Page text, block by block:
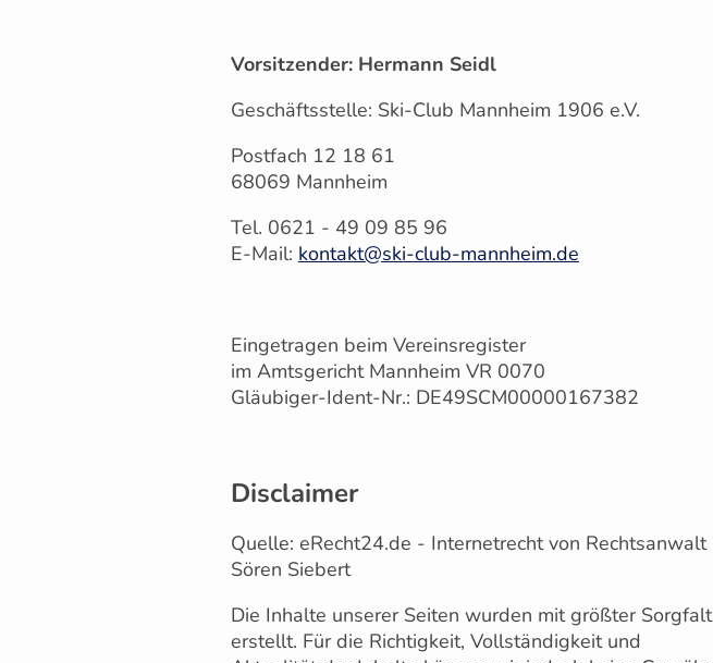
Vorsitzender: Hermann Seidl
Geschäftsstelle: Ski-Club Mannheim 1906 e.V.
Postfach 12 18 61
68069 Mannheim
Tel. 0621 - 49 09 85 96
E-Mail: kontakt@ski-club-mannheim.de
Eingetragen beim Vereinsregister
im Amtsgericht Mannheim VR 0070
Gläubiger-Ident-Nr.: DE49SCM00000167382
Disclaimer
Quelle: eRecht24.de - Internetrecht von Rechtsanwalt
Sören Siebert
Die Inhalte unserer Seiten wurden mit größter Sorgfalt
erstellt. Für die Richtigkeit, Vollständigkeit und